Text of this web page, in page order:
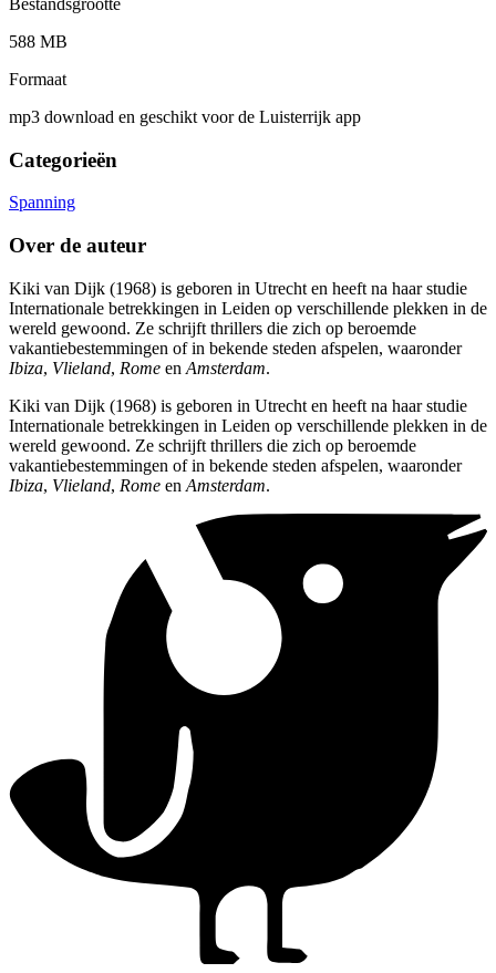
588 MB
Formaat
mp3 download en geschikt voor de Luisterrijk app
Categorieën
Spanning
Over de auteur
Kiki van Dijk (1968) is geboren in Utrecht en heeft na haar studie
Internationale betrekkingen in Leiden op verschillende plekken in de
wereld gewoond. Ze schrijft thrillers die zich op beroemde
vakantiebestemmingen of in bekende steden afspelen, waaronder
Ibiza, Vlieland, Rome en Amsterdam.
Kiki van Dijk (1968) is geboren in Utrecht en heeft na haar studie
Internationale betrekkingen in Leiden op verschillende plekken in de
wereld gewoond. Ze schrijft thrillers die zich op beroemde
vakantiebestemmingen of in bekende steden afspelen, waaronder
Ibiza, Vlieland, Rome en Amsterdam.